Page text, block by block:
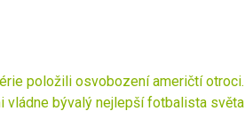
položili osvobození američtí otroci.
vládne bývalý nejlepší fotbalista světa